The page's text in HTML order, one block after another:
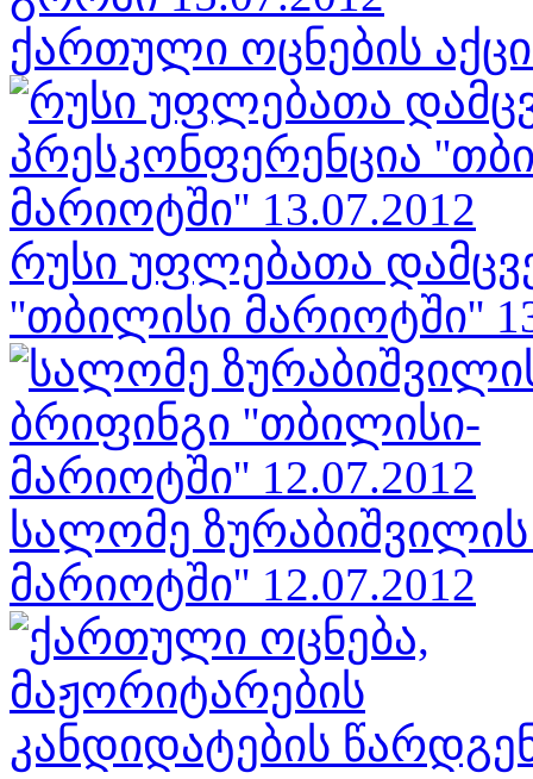
ქართული ოცნების
რუსი უფლებათა
''თბილისი მარიოტში''
სალომე
მარიოტში'' 12.07.2012